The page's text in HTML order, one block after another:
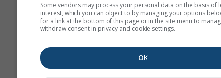
Some vendors may process your personal data on the basis of
interest, which you can object to by managing your options
for a link at the bottom of this page or in the site menu to
withdraw consent in privacy and cookie settings.
OK